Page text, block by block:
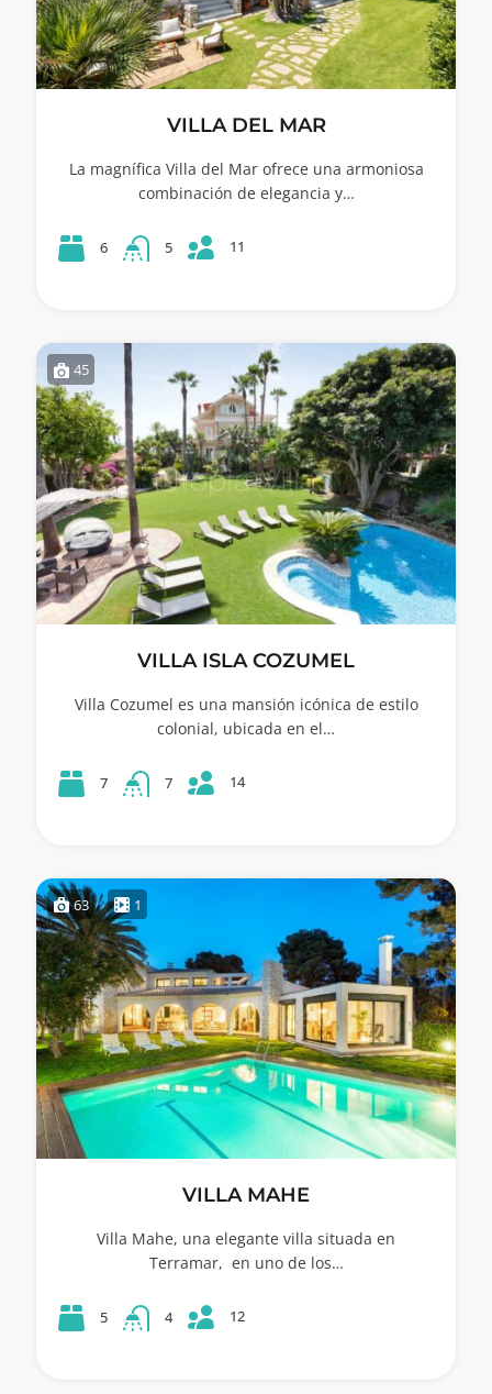
VILLA DEL MAR
La magnífica Villa del Mar ofrece una armoniosa
combinación de elegancia y…
6 5 11
45
VILLA ISLA COZUMEL
Villa Cozumel es una mansión icónica de estilo
colonial, ubicada en el…
7 7 14
63 1
VILLA MAHE
Villa Mahe, una elegante villa situada en
Terramar, en uno de los…
5 4 12